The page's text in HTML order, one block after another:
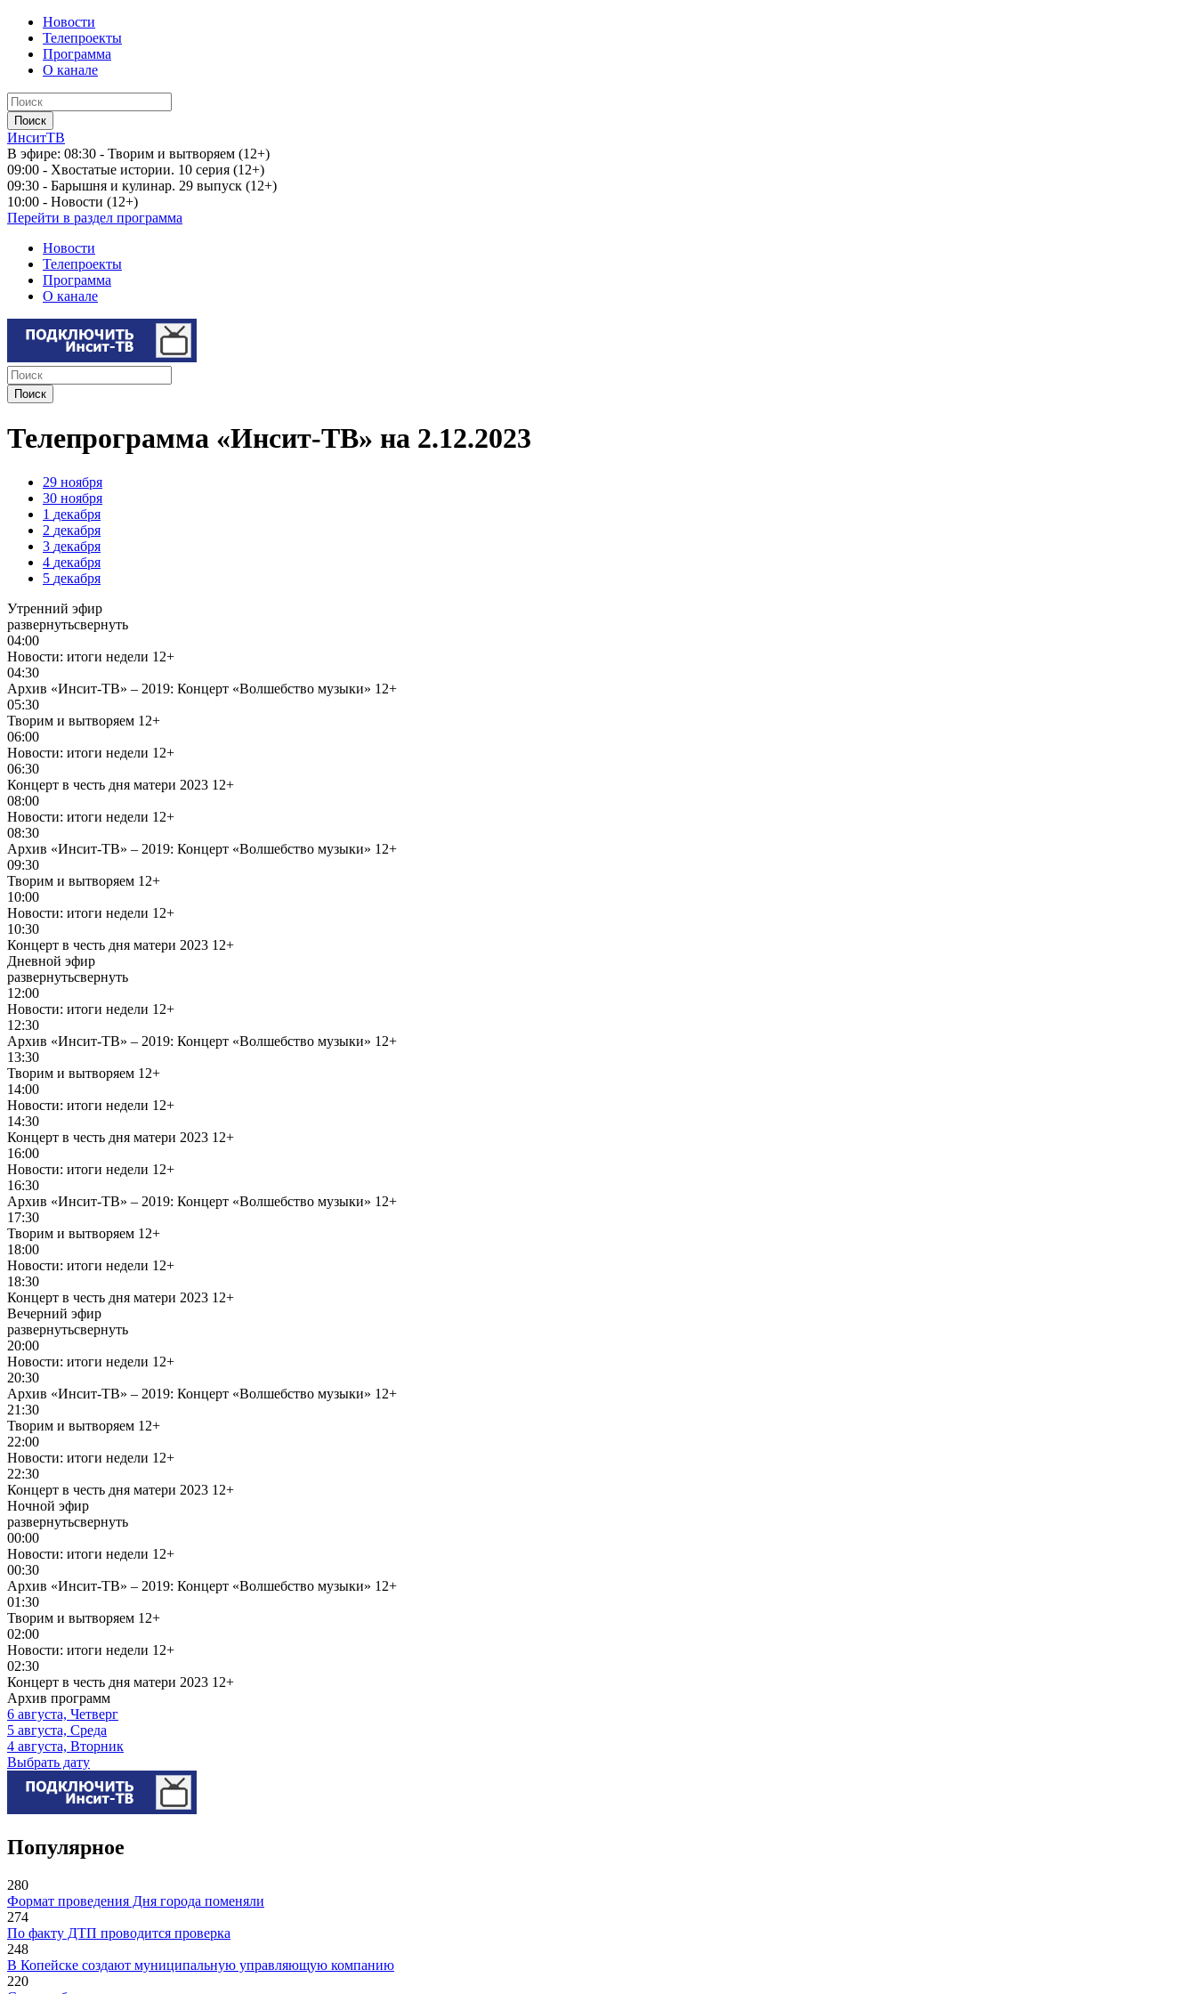
Новости
Телепроекты
Программа
О канале
ИнситТВ
В эфире: 08:30 - Творим и вытворяем (12+)
09:00 - Хвостатые истории. 10 серия (12+)
09:30 - Барышня и кулинар. 29 выпуск (12+)
10:00 - Новости (12+)
Перейти в раздел программа
Новости
Телепроекты
Программа
О канале
Телепрограмма «Инсит-ТВ» на 2.12.2023
29 ноября
30 ноября
1 декабря
2 декабря
3 декабря
4 декабря
5 декабря
Утренний эфир
развернутьсвернуть
04:00
Новости: итоги недели 12+
04:30
Архив «Инсит-ТВ» – 2019: Концерт «Волшебство музыки» 12+
05:30
Творим и вытворяем 12+
06:00
Новости: итоги недели 12+
06:30
Концерт в честь дня матери 2023 12+
08:00
Новости: итоги недели 12+
08:30
Архив «Инсит-ТВ» – 2019: Концерт «Волшебство музыки» 12+
09:30
Творим и вытворяем 12+
10:00
Новости: итоги недели 12+
10:30
Концерт в честь дня матери 2023 12+
Дневной эфир
развернутьсвернуть
12:00
Новости: итоги недели 12+
12:30
Архив «Инсит-ТВ» – 2019: Концерт «Волшебство музыки» 12+
13:30
Творим и вытворяем 12+
14:00
Новости: итоги недели 12+
14:30
Концерт в честь дня матери 2023 12+
16:00
Новости: итоги недели 12+
16:30
Архив «Инсит-ТВ» – 2019: Концерт «Волшебство музыки» 12+
17:30
Творим и вытворяем 12+
18:00
Новости: итоги недели 12+
18:30
Концерт в честь дня матери 2023 12+
Вечерний эфир
развернутьсвернуть
20:00
Новости: итоги недели 12+
20:30
Архив «Инсит-ТВ» – 2019: Концерт «Волшебство музыки» 12+
21:30
Творим и вытворяем 12+
22:00
Новости: итоги недели 12+
22:30
Концерт в честь дня матери 2023 12+
Ночной эфир
развернутьсвернуть
00:00
Новости: итоги недели 12+
00:30
Архив «Инсит-ТВ» – 2019: Концерт «Волшебство музыки» 12+
01:30
Творим и вытворяем 12+
02:00
Новости: итоги недели 12+
02:30
Концерт в честь дня матери 2023 12+
Архив программ
6 августа, Четверг
5 августа, Среда
4 августа, Вторник
Выбрать дату
Популярное
280
Формат проведения Дня города поменяли
274
По факту ДТП проводится проверка
248
В Копейске создают муниципальную управляющую компанию
220